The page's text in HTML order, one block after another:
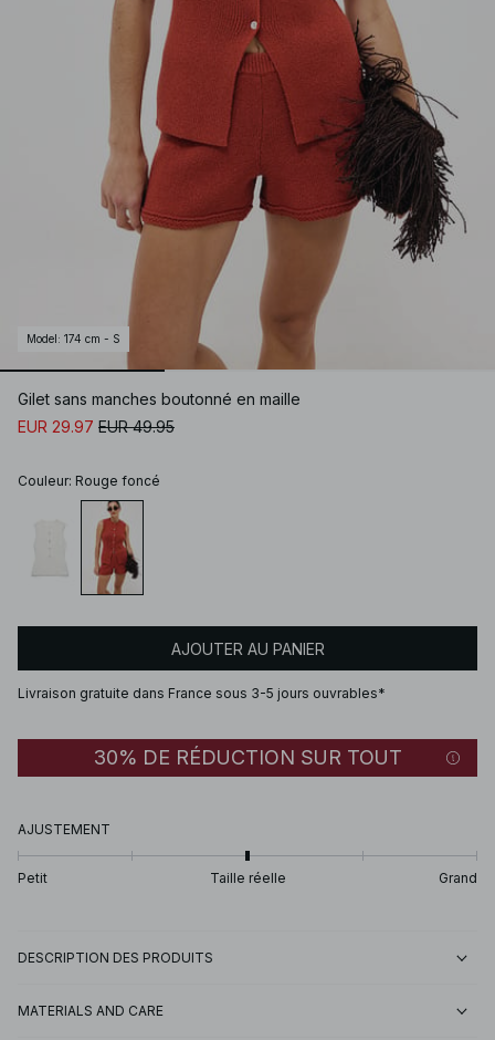
Model : 174 cm - S
Gilet sans manches boutonné en maille
EUR 29.97 EUR 49.95
Couleur: Rouge foncé
AJOUTER AU PANIER
Livraison gratuite dans France sous 3-5 jours ouvrables*
30% DE RÉDUCTION SUR TOUT
AJUSTEMENT
Petit Taille réelle Grand
DESCRIPTION DES PRODUITS
MATERIALS AND CARE